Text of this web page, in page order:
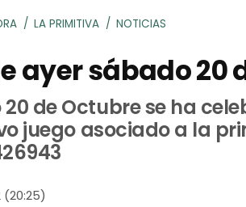
LA PRIMITIVA NOTICIAS
ayer sábado 20
de Octubre se ha
juego asociado a la
(20:25)